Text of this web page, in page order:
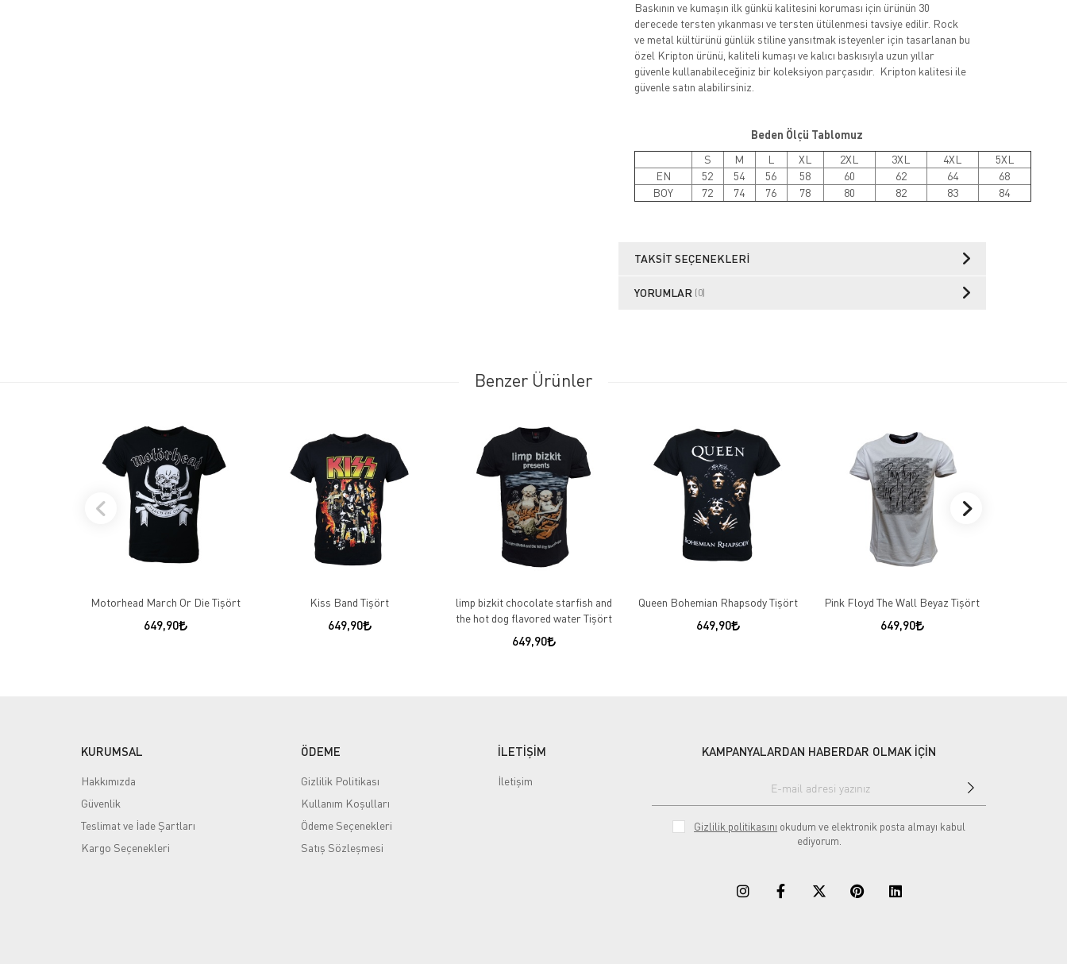
Baskının ve kumaşın ilk günkü kalitesini koruması için ürünün 30
derecede tersten yıkanması ve tersten ütülenmesi tavsiye edilir. Rock
ve metal kültürünü günlük stiline yansıtmak isteyenler için tasarlanan bu
özel Kripton ürünü, kaliteli kumaşı ve kalıcı baskısıyla uzun yıllar
güvenle kullanabileceğiniz bir koleksiyon parçasıdır. Kripton kalitesi ile
güvenle satın alabilirsiniz.
Beden Ölçü Tablomuz
S
M L XL 2XL 3XL 4XL
5XL
EN
52 54 56 58 60 62 64
68
BOY
72 74 76 78 80 82 83 84
TAKSIT SEÇENEKLERI
YORUMLAR (0)
Benzer Ürünler
Motorhead March Or Die Tişört
649,90
Kiss Band Tişört
649,90
limp bizkit chocolate starfish and
the hot dog flavored water Tişört
649,90
Queen Bohemian Rhapsody Tişört
649,90
Pink Floyd The Wall Beyaz Tişört
649,90
KURUMSAL
Hakkımızda
Güvenlik
Teslimat ve İade Şartları
Kargo Seçenekleri
ÖDEME
Gizlilik Politikası
Kullanım Koşulları
Ödeme Seçenekleri
Satış Sözleşmesi
İLETİŞİM
İletişim
KAMPANYALARDAN HABERDAR OLMAK İÇİN
Gizlilik politikasını okudum ve elektronik posta almayı kabul
ediyorum.